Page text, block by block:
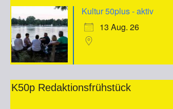
Kultur 50plus - aktiv
13 Aug. 26
K50p Redaktionsfrühstück